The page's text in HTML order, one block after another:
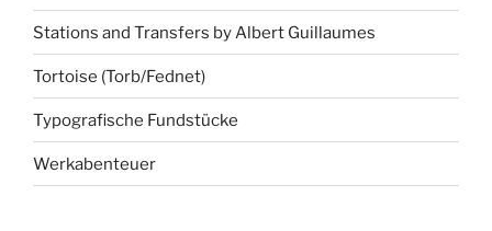
Stations and Transfers by Albert Guillaumes
Tortoise (Torb/Fednet)
Typografische Fundstücke
Werkabenteuer